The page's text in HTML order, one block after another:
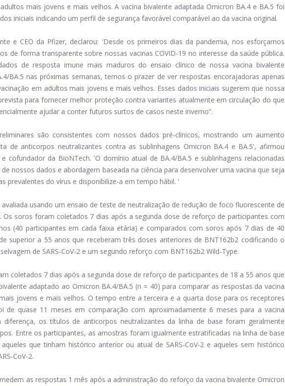
mais jovens e mais velhos. A vacina bivalente adaptada Omicron BA.4 e BA.5 foi
iniciais indicando um perfil de segurança favorável comparável ao da vacina original.
e CEO da Pfizer, declarou: 'Desde os primeiros dias da pandemia, nos esforçamos
de forma transparente sobre nossas vacinas COVID-19 no interesse da saúde pública.
de resposta imune mais maduros do ensaio clínico de nossa vacina bivalente
BA.5 nas próximas semanas, temos o prazer de ver respostas encorajadoras apenas
em adultos mais jovens e mais velhos. Esses dados iniciais sugerem que nossa
para fornecer melhor proteção contra variantes atualmente em circulação do que
ajudar a conter futuros surtos de casos neste inverno”.
são consistentes com nossos dados pré-clínicos, mostrando um aumento
de anticorpos neutralizantes contra as sublinhagens Omicron BA.4 e BA.5', afirmou
cofundador da BioNTech. 'O domínio atual de BA.4/BA.5 e sublinhagens relacionadas
nossos dados e abordagem baseada na ciência para desenvolver uma vacina que seja
prevalentes do vírus e disponibilize-a em tempo hábil. '
usando um ensaio de teste de neutralização de redução de foco fluorescente de
Os soros foram coletados 7 dias após a segunda dose de reforço de participantes com
(40 participantes em cada faixa etária) e comparados com soros após 7 dias de 40
superior a 55 anos que receberam três doses anteriores de BNT162b2 codificando o
de SARS-CoV-2 e um segundo reforço com BNT162b2 Wild-Type.
coletados 7 dias após a segunda dose de reforço de participantes de 18 a 55 anos que
adaptado ao Omicron BA.4/BA.5 (n = 40) para comparar as respostas da vacina
jovens e mais velhos. O tempo entre a terceira e a quarta dose para os receptores
de quase 11 meses em comparação com aproximadamente 6 meses para a vacina
diferença, os títulos de anticorpos neutralizantes da linha de base foram geralmente
Entre os participantes, as amostras foram igualmente estratificadas na linha de base
que tinham histórico anterior ou atual de SARS-CoV-2 e aqueles sem histórico
CoV-2.
as respostas 1 mês após a administração do reforço da vacina bivalente Omicron